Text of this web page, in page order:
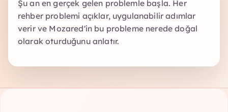
Şu an en gerçek gelen problemle başla. Her
rehber problemi açıklar, uygulanabilir adımlar
verir ve Mozared'in bu probleme nerede doğal
olarak oturduğunu anlatır.